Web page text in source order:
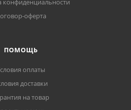
конфиденциальности
оферта
ПОМОЩЬ
оплаты
доставки
на товар